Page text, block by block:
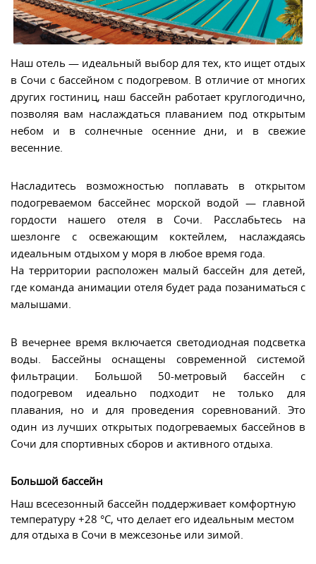
Наш отель — идеальный выбор для тех, кто ищет отдых
в Сочи с бассейном с подогревом. В отличие от многих
других гостиниц, наш бассейн работает круглогодично,
позволяя вам наслаждаться плаванием под открытым
небом и в солнечные осенние дни, и в свежие
весенние.
Насладитесь возможностью поплавать в открытом
подогреваемом бассейнес морской водой — главной
гордости нашего отеля в Сочи. Расслабьтесь на
шезлонге с освежающим коктейлем, наслаждаясь
идеальным отдыхом у моря в любое время года.
На территории расположен малый бассейн для детей,
где команда анимации отеля будет рада позаниматься с
малышами.
В вечернее время включается светодиодная подсветка
воды. Бассейны оснащены современной системой
фильтрации. Большой 50-метровый бассейн с
подогревом идеально подходит не только для
плавания, но и для проведения соревнований. Это
один из лучших открытых подогреваемых бассейнов в
Сочи для спортивных сборов и активного отдыха.
Большой бассейн
Наш всесезонный бассейн поддерживает комфортную
температуру +28 °C, что делает его идеальным местом
для отдыха в Сочи в межсезонье или зимой.